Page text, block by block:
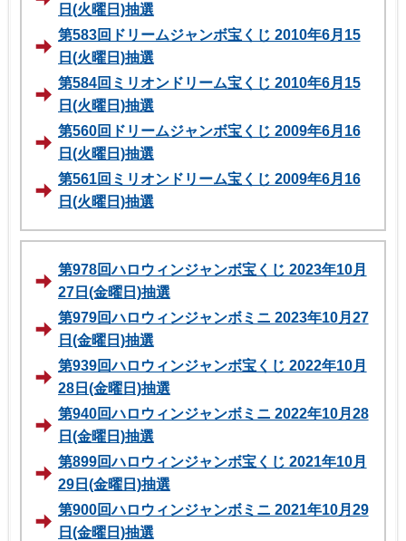
日(火曜日)抽選
第583回ドリームジャンボ宝くじ 2010年6月15
日(火曜日)抽選
第584回ミリオンドリーム宝くじ 2010年6月15
日(火曜日)抽選
第560回ドリームジャンボ宝くじ 2009年6月16
日(火曜日)抽選
第561回ミリオンドリーム宝くじ 2009年6月16
日(火曜日)抽選
第978回ハロウィンジャンボ宝くじ 2023年10月
27日(金曜日)抽選
第979回ハロウィンジャンボミニ 2023年10月27
日(金曜日)抽選
第939回ハロウィンジャンボ宝くじ 2022年10月
28日(金曜日)抽選
第940回ハロウィンジャンボミニ 2022年10月28
日(金曜日)抽選
第899回ハロウィンジャンボ宝くじ 2021年10月
29日(金曜日)抽選
第900回ハロウィンジャンボミニ 2021年10月29
日(金曜日)抽選